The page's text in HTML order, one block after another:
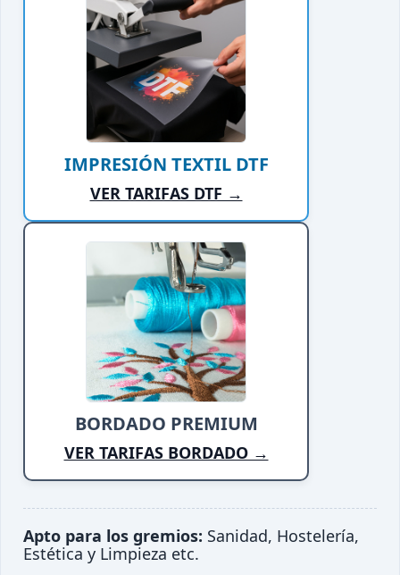
IMPRESIÓN TEXTIL DTF
VER TARIFAS DTF →
BORDADO PREMIUM
VER TARIFAS BORDADO →
Apto para los gremios: Sanidad, Hostelería,
Estética y Limpieza etc.